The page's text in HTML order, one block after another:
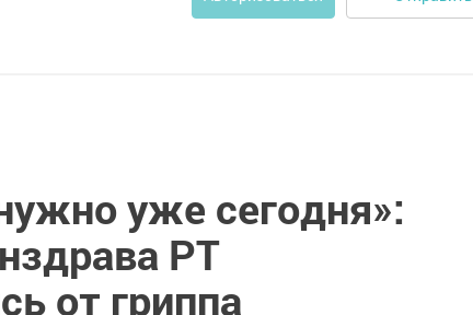
уже сегодня»:
РТ
от гриппа